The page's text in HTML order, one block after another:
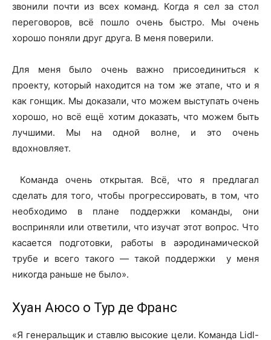
звонили почти из всех команд. Когда я сел за стол
переговоров, всё пошло очень быстро. Мы очень
хорошо поняли друг друга. В меня поверили.
Для меня было очень важно присоединиться к
проекту, который находится на том же этапе, что и я
как гонщик. Мы доказали, что можем выступать очень
хорошо, но всё ещё хотим доказать, что можем быть
лучшими. Мы на одной волне, и это очень
вдохновляет.
Команда очень открытая. Всё, что я предлагал
сделать для того, чтобы прогрессировать, в том, что
необходимо в плане поддержки команды, они
восприняли или ответили, что изучат этот вопрос. Что
касается подготовки, работы в аэродинамической
трубе и всего такого — такой поддержки у меня
никогда раньше не было».
Хуан Аюсо о Тур де Франс
«Я генеральщик и ставлю высокие цели. Команда Lidl-